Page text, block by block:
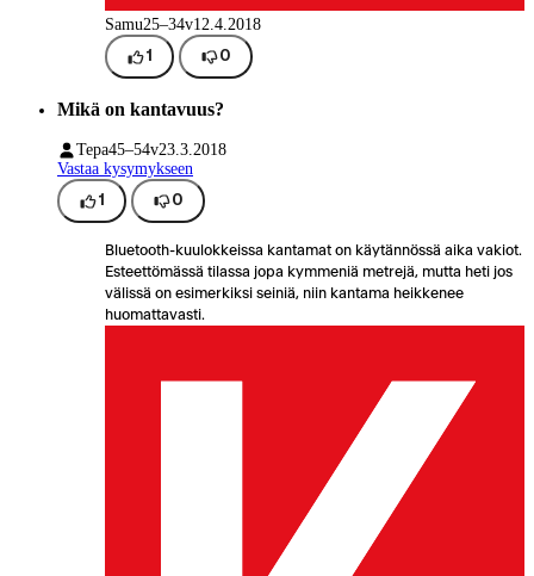
Samu25–34v12.4.2018
1 0
Mikä on kantavuus?
Tepa45–54v23.3.2018
Vastaa kysymykseen
1 0
Bluetooth-kuulokkeissa kantamat on käytännössä aika vakiot.
Esteettömässä tilassa jopa kymmeniä metrejä, mutta heti jos
välissä on esimerkiksi seiniä, niin kantama heikkenee
huomattavasti.